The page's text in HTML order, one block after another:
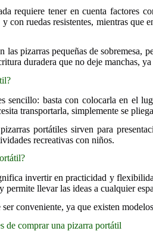
requiere tener en cuenta factores
con ruedas resistentes, mientras
las pizarras pequeñas de sobremesa,
duradera que no deje manchas,
sencillo: basta con colocarla en el
transportarla, simplemente se
portátiles sirven para
recreativas con niños.
invertir en practicidad y
permite llevar las ideas a cualquier
conveniente, ya que existen
de comprar una pizarra portátil